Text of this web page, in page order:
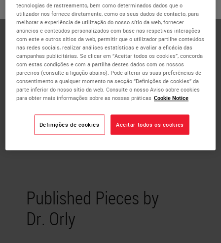
SIM ou Não
Operations at Memorial Sloan Kettering
Cancer Center
Director of Digital Pathology Operations, member of the
Warren Alpert Center for Digital and Computational
Pathology, and an associate member at the Department
of Pathology and Laboratory Medicine at Memorial Sloan
Kettering Cancer Center. She is also a board member of
the DPA. Her work in digital pathology is centered on
innovation and operational aspects of digital
technologies as well as the clinical implementation of
Published Pieces by
Dr. Orly
tecnologias de rastreamento, bem como determinados dados que o
utilizador nos fornece diretamente, como os seus dados de contacto, para
melhorar a experiência de utilização do nosso sítio da web, fornecer
anúncios e conteúdos personalizados com base nas respetivas interações
com este e outros sítios da web, permitir que o utilizador partilhe conteúdos
nas redes sociais, realizar análises estatísticas e avaliar a eficácia das
campanhas publicitárias. Se clicar em “Aceitar todos os cookies”, concorda
com estas condições e com a partilha destes dados com os nossos
parceiros (consulte a ligação abaixo). Pode alterar as suas preferências de
consentimento a qualquer momento na secção “Definições de cookies” da
parte inferior do nosso sítio da web. Consulte o nosso Aviso sobre cookies
para obter mais informações sobre as nossas práticas Cookie Notice
Definições de cookies Aceitar todos os cookies